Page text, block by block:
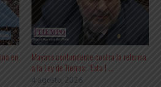
en
Mayans contundente contra la reforma
a la Ley de Tierras: “Esta l ...
4 agosto, 2026